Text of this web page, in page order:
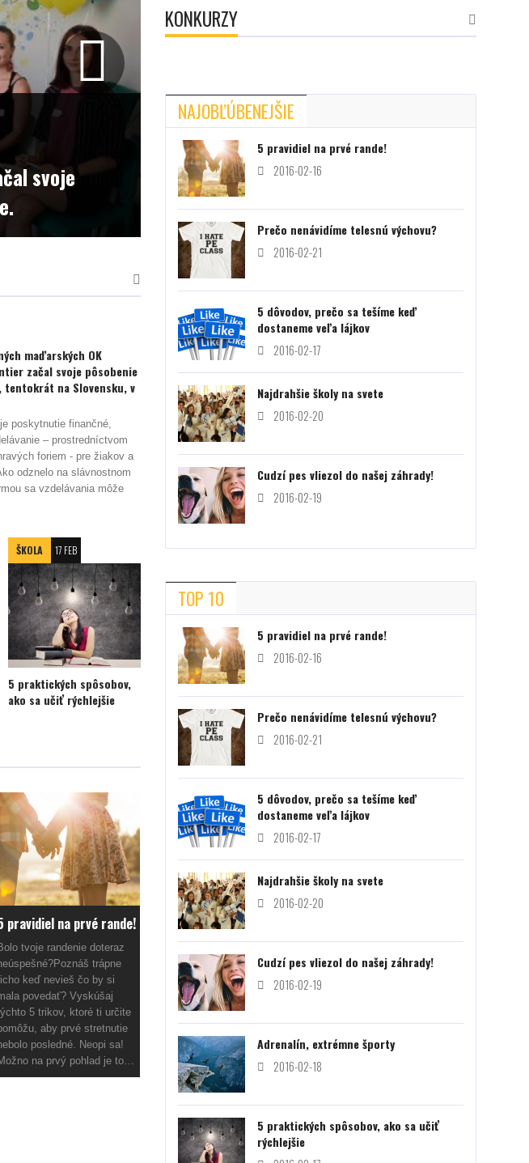
v tichej štvrti
maďarských OK
začal svoje pôsobenie
tentokrát na Slovensku, v
poskytnutie finančné,
– prostredníctvom
foriem - pre žiakov a
odznelo na slávnostnom
sa vzdelávania môže
ŠKOLA 17 FEB
5 praktických spôsobov,
ako sa učiť rýchlejšie
pravidiel na prvé rande!
tvoje randenie doteraz
trápne
keď nevieš čo by si
povedať? Vyskúšaj
5 trikov, ktoré ti určite
aby prvé stretnutie
posledné. Neopi sa!
na prvý pohlad je to…
KONKURZY
NAJOBĽÚBENEJŠIE
5 pravidiel na prvé rande!
2016-02-16
Prečo nenávidíme telesnú výchovu?
2016-02-21
5 dôvodov, prečo sa tešíme keď
dostaneme veľa lájkov
2016-02-17
Najdrahšie školy na svete
2016-02-20
Cudzí pes vliezol do našej záhrady!
2016-02-19
TOP 10
5 pravidiel na prvé rande!
2016-02-16
Prečo nenávidíme telesnú výchovu?
2016-02-21
5 dôvodov, prečo sa tešíme keď
dostaneme veľa lájkov
2016-02-17
Najdrahšie školy na svete
2016-02-20
Cudzí pes vliezol do našej záhrady!
2016-02-19
Adrenalín, extrémne športy
2016-02-18
5 praktických spôsobov, ako sa učiť
rýchlejšie